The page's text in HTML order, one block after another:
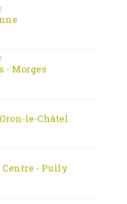
- Morges
le-Châtel
- Pully